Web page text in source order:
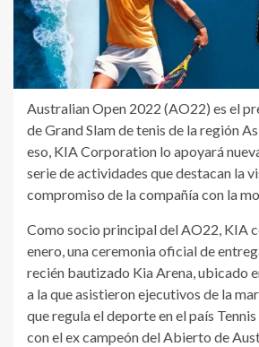
Australian Open 2022 (AO22) es el
de Grand Slam de tenis de la región
eso, KIA Corporation lo apoyará
serie de actividades que destacan la
compromiso de la compañía con la
Como socio principal del AO22, KIA
enero, una ceremonia oficial de
recién bautizado Kia Arena, ubicado
a la que asistieron ejecutivos de la
que regula el deporte en el país
con el ex campeón del Abierto de